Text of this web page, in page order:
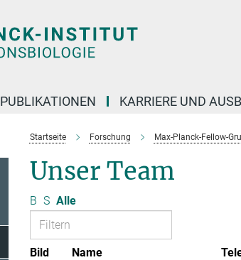
PUBLIKATIONEN KARRIERE UND
Startseite Forschung Max-Planck-Fellow-
Unser Team
B S Alle
Bild Name